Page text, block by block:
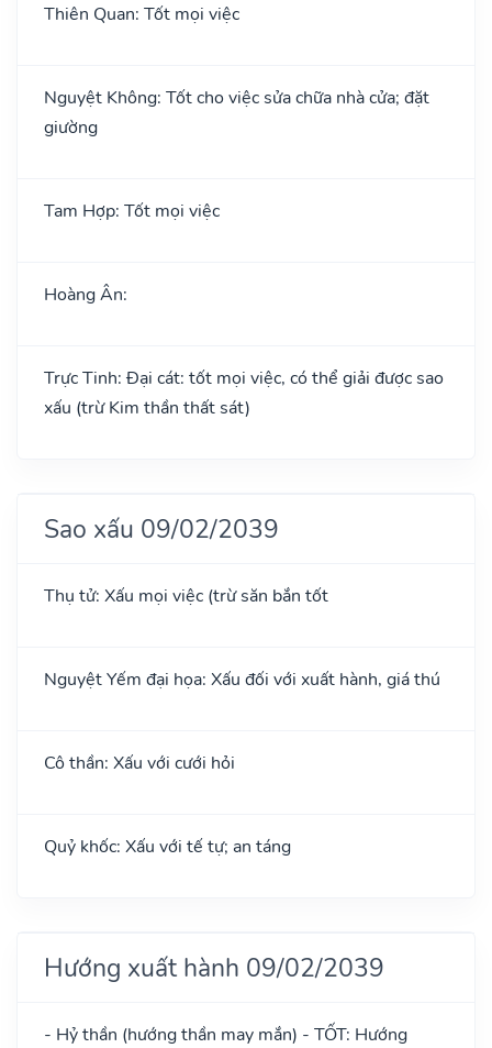
Thiên Quan: Tốt mọi việc
Nguyệt Không: Tốt cho việc sửa chữa nhà cửa; đặt
giường
Tam Hợp: Tốt mọi việc
Hoàng Ân:
Trực Tinh: Đại cát: tốt mọi việc, có thể giải được sao
xấu (trừ Kim thần thất sát)
Sao xấu 09/02/2039
Thụ tử: Xấu mọi việc (trừ săn bắn tốt
Nguyệt Yếm đại họa: Xấu đối với xuất hành, giá thú
Cô thần: Xấu với cưới hỏi
Quỷ khốc: Xấu với tế tự; an táng
Hướng xuất hành 09/02/2039
- Hỷ thần (hướng thần may mắn) - TỐT: Hướng